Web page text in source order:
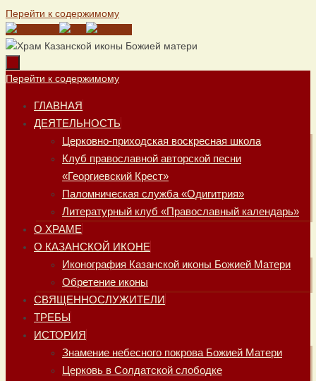
Перейти к содержимому
Перейти к содержимому
ГЛАВНАЯ
ДЕЯТЕЛЬНОСТЬ
Церковно-приходская воскресная школа
Клуб православной авторской песни
«Георгиевский Крест»
Паломническая служба «Одигитрия»
Литературный клуб «Православный календарь»
О ХРАМЕ
О КАЗАНСКОЙ ИКОНЕ
Иконография Казанской иконы Божией Матери
Обретение иконы
СВЯЩЕННОСЛУЖИТЕЛИ
ТРЕБЫ
ИСТОРИЯ
Знамение небесного покрова Божией Матери
Церковь в Солдатской слободке